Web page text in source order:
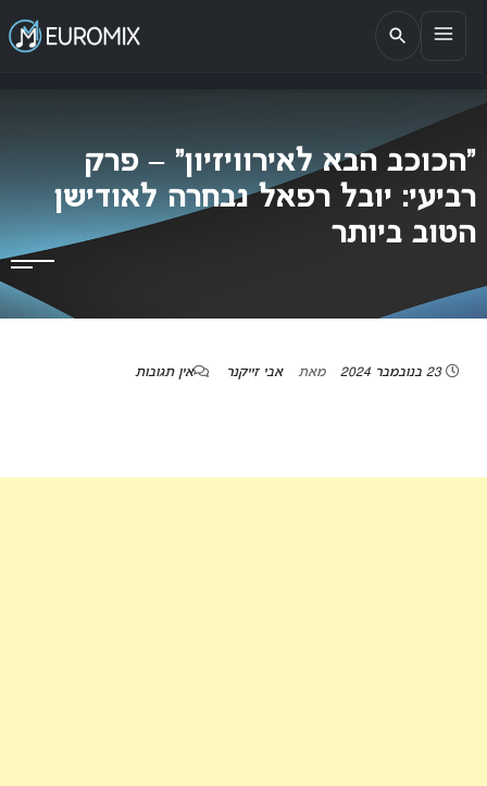
EUROMIX
אתר הבית של האירוויזיון בישראל
“הכוכב הבא לאירוויזיון” – פרק
רביעי: יובל רפאל נבחרה לאודישן
הטוב ביותר
23 בנובמבר 2024 מאת אבי זייקנר אין תגובות